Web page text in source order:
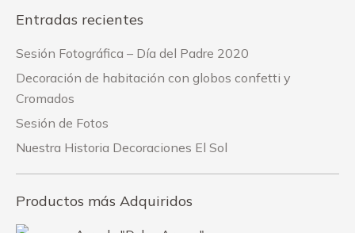
Entradas recientes
Sesión Fotográfica – Día del Padre 2020
Decoración de habitación con globos confetti y
Cromados
Sesión de Fotos
Nuestra Historia Decoraciones El Sol
Productos más Adquiridos